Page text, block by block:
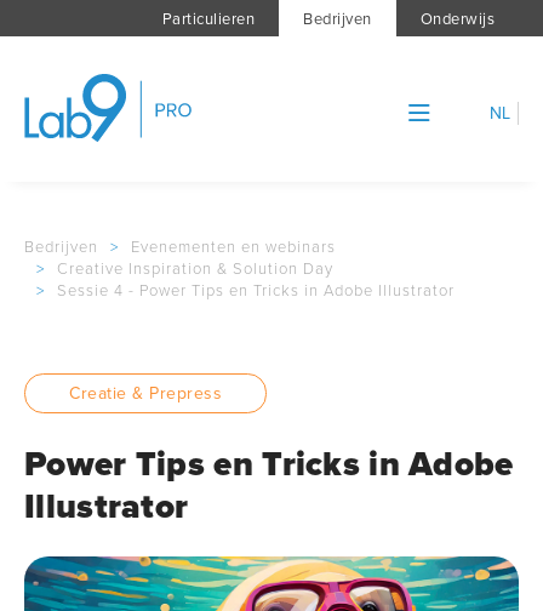
Particulieren Bedrijven Onderwijs
NL
Bedrijven >
Evenementen en webinars
>
Creative Inspiration & Solution Day
>
Sessie 4 - Power Tips en Tricks in Adobe Illustrator
Creatie & Prepress
Power Tips en Tricks in Adobe
Illustrator